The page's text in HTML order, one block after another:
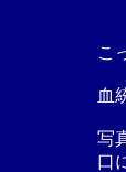
こ
血
写
口